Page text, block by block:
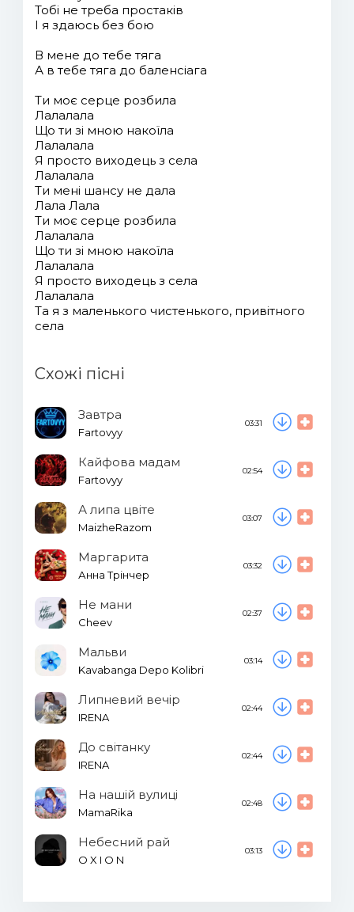
Тобі не треба простаків
І я здаюсь без бою
В мене до тебе тяга
А в тебе тяга до баленсіага
Ти моє серце розбила
Лалалала
Що ти зі мною накоїла
Лалалала
Я просто виходець з села
Лалалала
Ти мені шансу не дала
Лала Лала
Ти моє серце розбила
Лалалала
Що ти зі мною накоїла
Лалалала
Я просто виходець з села
Лалалала
Та я з маленького чистенького, привітного
села
Схожі пісні
Завтра
Fartovyy
03:31
Кайфова мадам
Fartovyy
02:54
А липа цвіте
MaizheRazom
03:07
Маргарита
Анна Трінчер
03:32
Не мани
Cheev
02:37
Мальви
Kavabanga Depo Kolibri
03:14
Липневий вечір
IRENA
02:44
До світанку
IRENA
02:44
На нашій вулиці
MamaRika
02:48
Небесний рай
O X I O N
03:13